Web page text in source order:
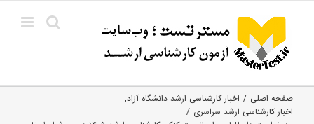
content
صفحه اصلی
اخبار کارشناسی ارشد دانشگاه آزاد
اخبار کارشناسی ارشد سراسری